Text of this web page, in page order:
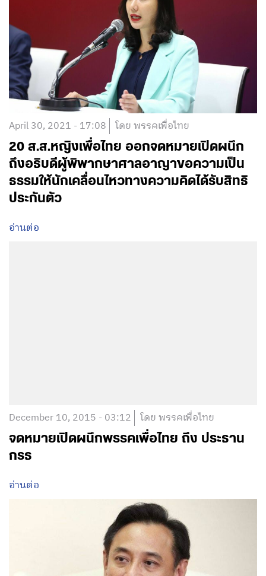
April 30, 2021 - 17:08 โดย พรรคเพื่อไทย
20 ส.ส.หญิงเพื่อไทย ออกจดหมายเปิดผนึก
ถึงอธิบดีผู้พิพากษาศาลอาญาขอความเป็น
ธรรมให้นักเคลื่อนไหวทางความคิดได้รับสิทธิ
ประกันตัว
อ่านต่อ
December 10, 2015 - 03:12 โดย พรรคเพื่อไทย
จดหมายเปิดผนึกพรรคเพื่อไทย ถึง ประธาน
กรธ
อ่านต่อ